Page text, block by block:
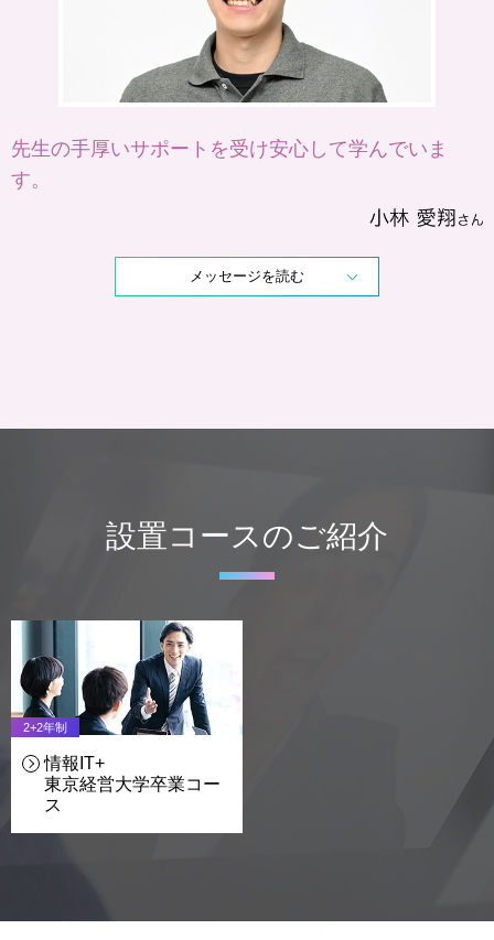
先生の手厚いサポートを受け安心して学んでいま
す。
メッセージを読む
設置コースのご紹介
2+2年制
情報IT+
東京経営大学卒業コー
ス